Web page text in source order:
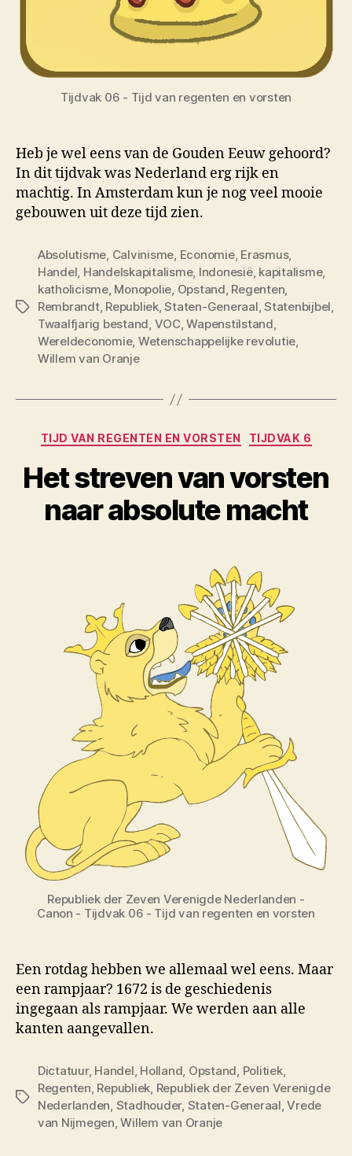
Tijdvak 06 - Tijd van regenten en vorsten
Heb je wel eens van de Gouden Eeuw gehoord?
In dit tijdvak was Nederland erg rijk en
machtig. In Amsterdam kun je nog veel mooie
gebouwen uit deze tijd zien.
Tags
Absolutisme, Calvinisme, Economie, Erasmus,
Handel, Handelskapitalisme, Indonesië, kapitalisme,
katholicisme, Monopolie, Opstand, Regenten,
Rembrandt, Republiek,Staten-Generaal,Statenbijbel,
Twaalfjarig bestand, VOC,Wapenstilstand,
Wereldeconomie, Wetenschappelijke revolutie,
Willem van Oranje
Categorieën
TIJD VAN REGENTEN EN VORSTEN TIJDVAK 6
Het streven van vorsten
naar absolute macht
Republiek der Zeven Verenigde Nederlanden -
Canon - Tijdvak 06 - Tijd van regenten en vorsten
Een rotdag hebben we allemaal wel eens. Maar
een rampjaar? 1672 is de geschiedenis
ingegaan als rampjaar. We werden aan alle
kanten aangevallen.
Tags
Dictatuur, Handel Holland Opstand Politiek,
Regenten Republiek Republiek der Zeven Verenigde
Nederlanden Stadhouder, Staten-Generaal ,Vrede
van Nijmegen ,Willem van Oranje